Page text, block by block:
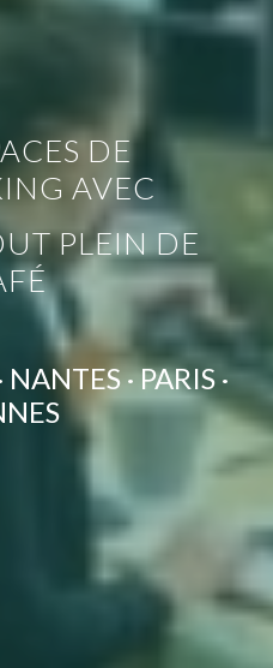
DE
AVEC
PLEIN DE
· PARIS ·